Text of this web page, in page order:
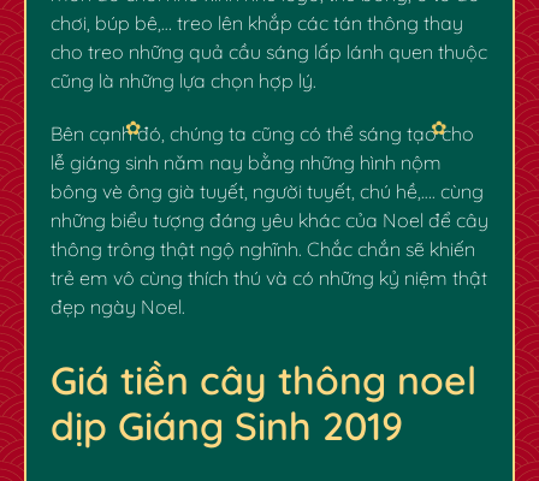
chơi, búp bê,… treo lên khắp các tán thông thay
cho treo những quả cầu sáng lấp lánh quen thuộc
cũng là những lựa chọn hợp lý.
Bên cạnh đó, chúng ta cũng có thể sáng tạo cho
lễ giáng sinh năm nay bằng những hình nộm
bông vè ông già tuyết, người tuyết, chú hề,…. cùng
những biểu tượng đáng yêu khác của Noel để cây
thông trông thật ngộ nghĩnh. Chắc chắn sẽ khiến
trẻ em vô cùng thích thú và có những kỷ niệm thật
đẹp ngày Noel.
Giá tiền cây thông noel
dịp Giáng Sinh 2019